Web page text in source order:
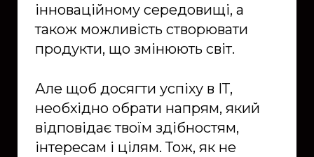
інноваційному середовищі, а
також можливість створювати
продукти, що змінюють світ.
Але щоб досягти успіху в ІТ,
необхідно обрати напрям, який
відповідає твоїм здібностям,
інтересам і цілям. Тож, як не